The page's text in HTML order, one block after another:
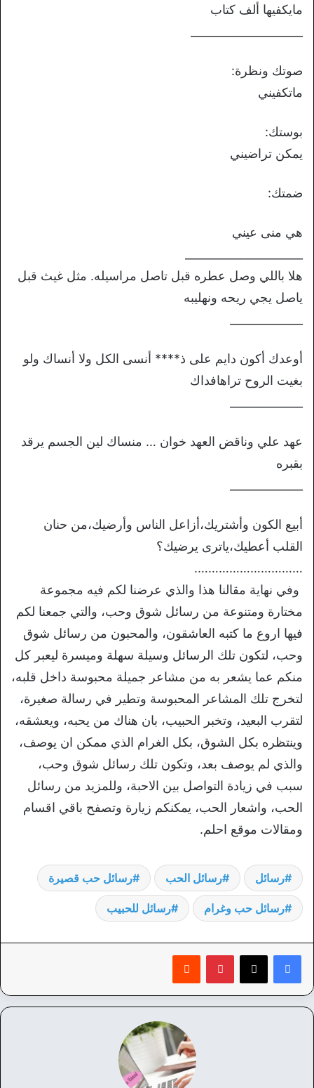
مايكفيها ألف كتاب
صوتك ونظرة:
ماتكفيني
بوستك:
يمكن تراضيني
ضمتك:
هي منى عيني
هلا باللي وصل عطره قبل تاصل مراسيله. مثل غيث قبل
ياصل يجي ريحه ونهليبه
أوعدك أكون دايم على ذ**** أنسى الكل ولا أنساك ولو
بغيت الروح تراهافداك
عهد علي وناقض العهد خوان … منساك لين الجسم يرقد
بقبره
أبيع الكون وأشتريك،أزاعل الناس وأرضيك،من حنان
القلب أعطيك،ياترى يرضيك؟
………………………….
وفي نهاية مقالنا هذا والذي عرضنا لكم فيه مجموعة
مختارة ومتنوعة من رسائل شوق وحب، والتي جمعنا لكم
فيها اروع ما كتبه العاشقون، والمحبون من رسائل شوق
وحب، لتكون تلك الرسائل وسيلة سهلة وميسرة ليعبر كل
منكم عما يشعر به من مشاعر جميلة محبوسة داخل قلبه،
لتخرج تلك المشاعر المحبوسة وتطير في رسالة صغيرة،
لتقرب البعيد، وتخبر الحبيب، بان هناك من يحبه، ويعشقه،
وينتظره بكل الشوق، بكل الغرام الذي ممكن ان يوصف،
والذي لم يوصف بعد، وتكون تلك رسائل شوق وحب،
سبب في زيادة التواصل بين الاحبة، وللمزيد من رسائل
الحب، واشعار الحب، يمكنكم زيارة وتصفح باقي اقسام
ومقالات موقع احلم.
رسائل رسائل الحب رسائل حب قصيرة
رسائل حب وغرام رسائل للحبيب
بينتيريست